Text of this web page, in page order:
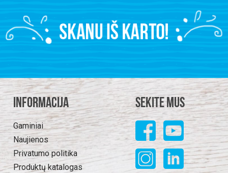
Informacija
Gaminiai
Naujienos
Privatumo politika
Produktų katalogas
Sekite mus